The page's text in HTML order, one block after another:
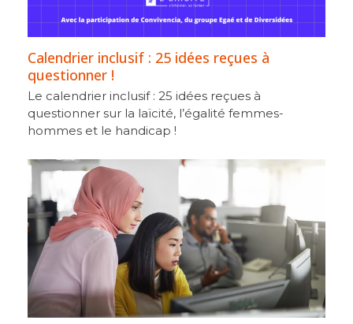
Calendrier inclusif : 25 idées reçues à
questionner !
Le calendrier inclusif : 25 idées reçues à
questionner sur la laïcité, l’égalité femmes-
hommes et le handicap !